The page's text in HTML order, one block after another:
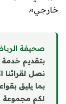
خارجي».
صحيفة الرياض
بتقديم
نصل لقرائنا
بما يليق
لكم مجموعة